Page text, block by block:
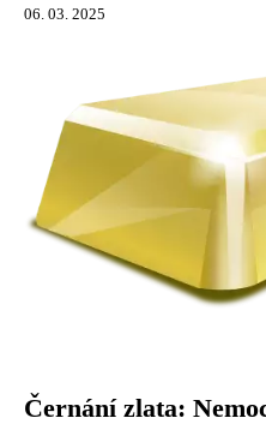
06. 03. 2025
Černání zlata: